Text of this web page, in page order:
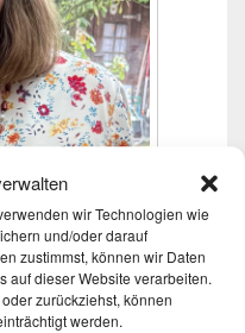
wir Technologien wie
und/oder darauf
zustimmst, können wir Daten
auf dieser Website verarbeiten.
zurückziehst, können
werden.